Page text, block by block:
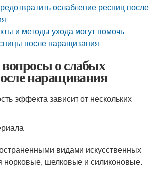
ослабление ресниц после
и методы ухода могут помочь
после наращивания
о слабых
наращивания
эффекта зависит от нескольких
видами искусственных
норковые, шелковые и силиконовые.